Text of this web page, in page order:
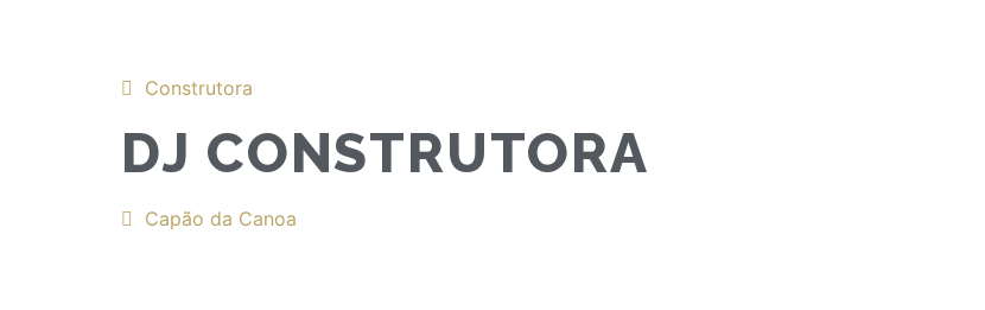
Construtora
DJ CONSTRUTORA
Capão da Canoa